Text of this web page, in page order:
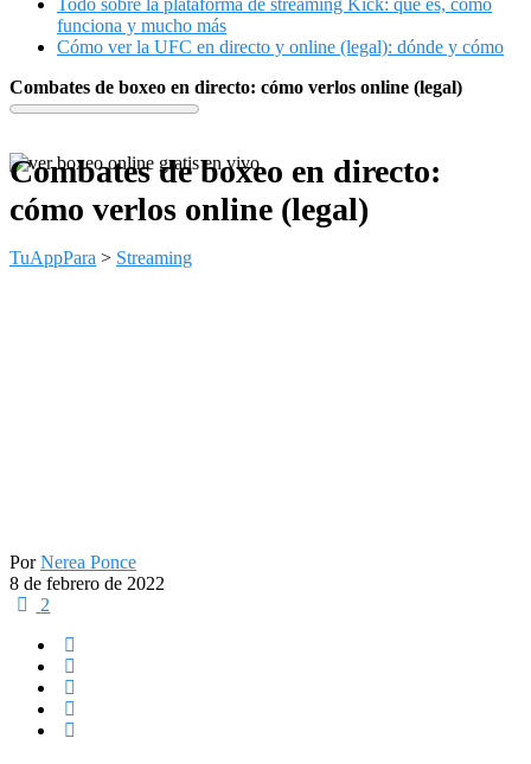
funciona y mucho más
Cómo ver la UFC en directo y online (legal): dónde y cómo
Combates de boxeo en directo: cómo verlos online (legal)
Combates de boxeo en directo:
cómo verlos online (legal)
TuAppPara > Streaming
PorNerea Ponce
8 de febrero de 2022
2